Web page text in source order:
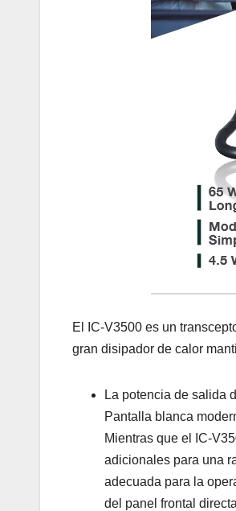
El IC-V3500 es un
gran disipador de calor
La potencia de salida
Pantalla blanca
Mientras que el IC-
adicionales para una
adecuada para la
del panel frontal